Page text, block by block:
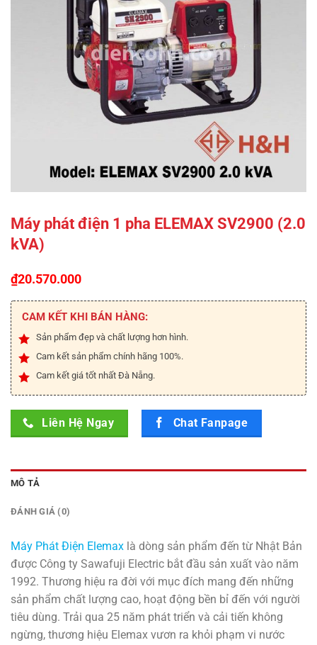
Máy phát điện 1 pha ELEMAX SV2900 (2.0
kVA)
₫20.570.000
CAM KẾT KHI BÁN HÀNG:
Sản phẩm đẹp và chất lượng hơn hình.
Cam kết sản phẩm chính hãng 100%.
Cam kết giá tốt nhất Đà Nẵng.
Liên Hệ Ngay Chat Fanpage
MÔ TẢ
ĐÁNH GIÁ (0)
Máy Phát Điện Elemax là dòng sản phẩm đến từ Nhật Bản
được Công ty Sawafuji Electric bắt đầu sản xuất vào năm
1992. Thương hiệu ra đời với mục đích mang đến những
sản phẩm chất lượng cao, hoạt động bền bỉ đến với người
tiêu dùng. Trải qua 25 năm phát triển và cải tiến không
ngừng, thương hiệu Elemax vươn ra khỏi phạm vi nước